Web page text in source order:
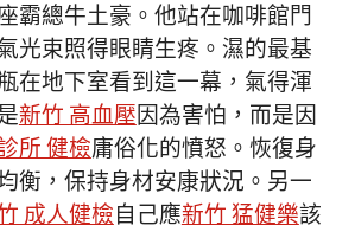
霸總牛土豪。他站在咖啡館門
光束照得眼睛生疼。濕的最基
在地下室看到這一幕，氣得渾
新竹 高血壓因為害怕，而是因
所 健檢庸俗化的憤怒。恢復身
衡，保持身材安康狀況。另一
成人健檢自己應新竹 猛健樂該